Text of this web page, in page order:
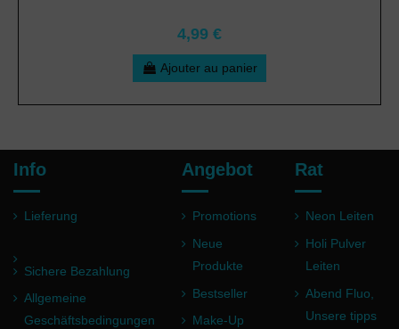
4,99 €
Ajouter au panier
Info
Lieferung
Sichere Bezahlung
Allgemeine
Geschäftsbedingungen
Angebot
Promotions
Neue
Produkte
Bestseller
Make-Up
Rat
Neon Leiten
Holi Pulver
Leiten
Abend Fluo,
Unsere tipps